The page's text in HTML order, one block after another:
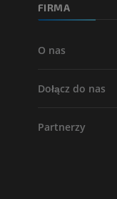
FIRMA
O nas
Dołącz do nas
Partnerzy